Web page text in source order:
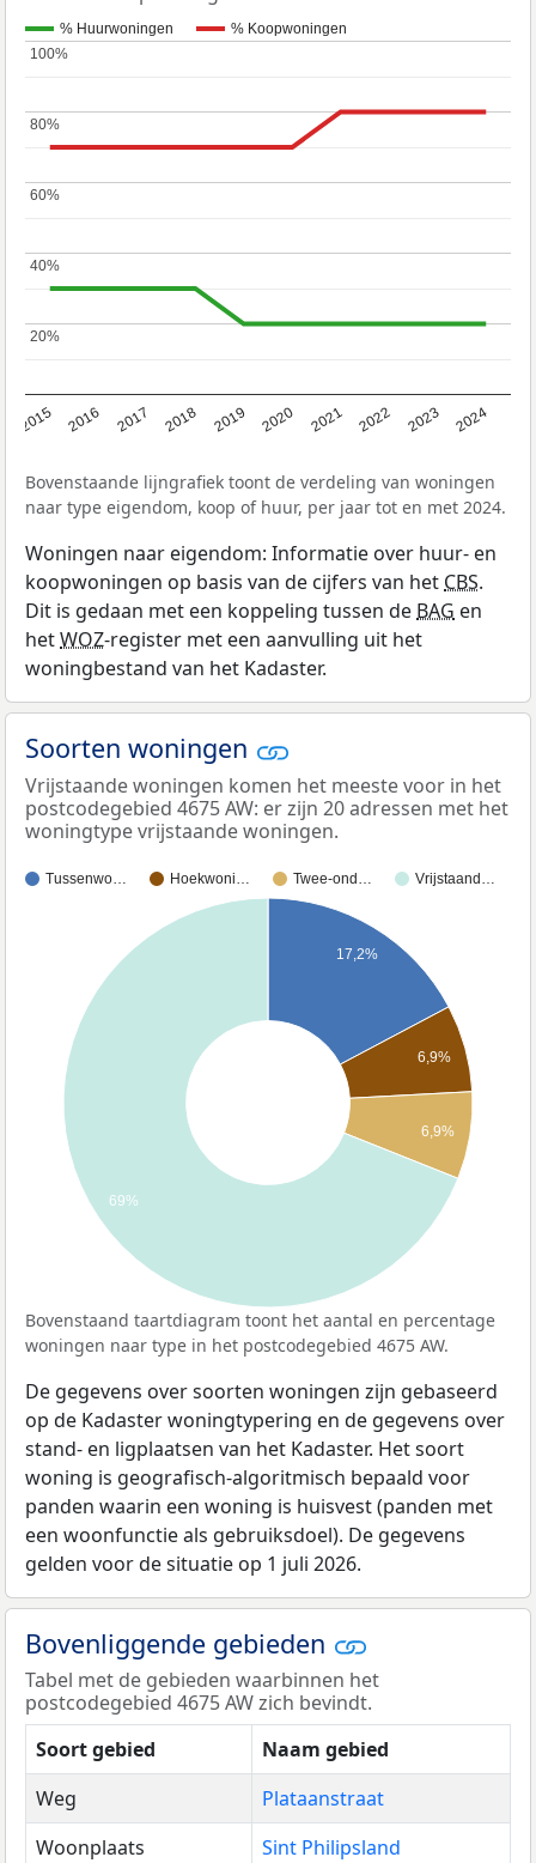
% Huurwoningen % Koopwoningen
2015 2016 2017 2018 2019 2020 2021 2022 2023 2024
20%
20%
40%
40%
60%
60%
80%
80%
100%
100%
Bovenstaande lijngrafiek toont de verdeling van woningen
naar type eigendom, koop of huur, per jaar tot en met 2024.
Woningen naar eigendom: Informatie over huur- en
koopwoningen op basis van de cijfers van hetCBS.
Dit is gedaan met een koppeling tussen deBAG en
hetWOZ-register met een aanvulling uit het
woningbestand van het Kadaster.
Soorten woningen
Vrijstaande woningen komen het meeste voor in het
postcodegebied 4675 AW: er zijn 20 adressen met het
woningtype vrijstaande woningen.
Tussenwo… Hoekwoni… Twee-ond… Vrijstaand…
17,2%
6,9%
6,9%
69%
Bovenstaand taartdiagram toont het aantal en percentage
woningen naar type in het postcodegebied 4675 AW.
De gegevens over soorten woningen zijn gebaseerd
op de Kadaster woningtypering en de gegevens over
stand- en ligplaatsen van het Kadaster. Het soort
woning is geografisch-algoritmisch bepaald voor
panden waarin een woning is huisvest (panden met
een woonfunctie als gebruiksdoel). De gegevens
gelden voor de situatie op 1 juli 2026.
Bovenliggende gebieden
Tabel met de gebieden waarbinnen het
postcodegebied 4675 AW zich bevindt.
Soort gebied
Naam gebied
Weg
Plataanstraat
Woonplaats
Sint Philipsland